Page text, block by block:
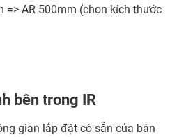
=> AR 500mm (chọn kích thước
bên trong IR
gian lắp đặt có sẵn của bán